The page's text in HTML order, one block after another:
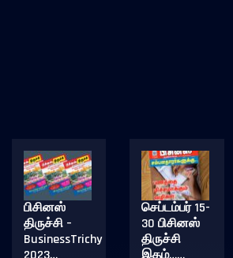
பிசினஸ்
திருச்சி –
BusinessTrichy
செப்டம்பர் 15-
30 பிசினஸ்
திருச்சி